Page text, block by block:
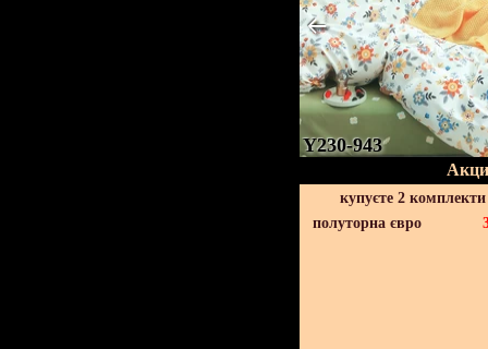
Y230-943
купуєте 2
полуторна євро